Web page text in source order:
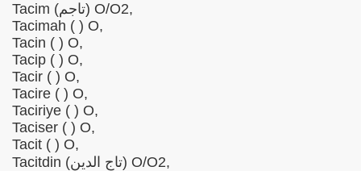
Tacim (تاجم) O/O2,
Tacimah ( ) O,
Tacin ( ) O,
Tacip ( ) O,
Tacir ( ) O,
Tacire ( ) O,
Taciriye ( ) O,
Taciser ( ) O,
Tacit ( ) O,
Tacitdin (تاج الدین) O/O2,